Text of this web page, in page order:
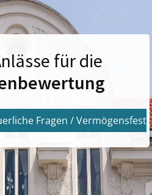
für die
Fragen /